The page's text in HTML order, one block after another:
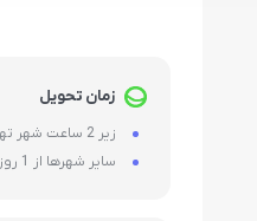
زمان تحویل
زیر 2 ساعت شهر تهران
سایر شهرها از 1 روز کاری